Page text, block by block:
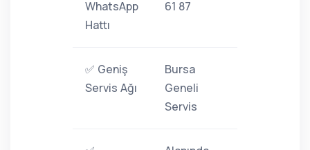
WhatsApp
Hattı
61 87
✅ Geniş
Servis Ağı
Bursa
Geneli
Servis